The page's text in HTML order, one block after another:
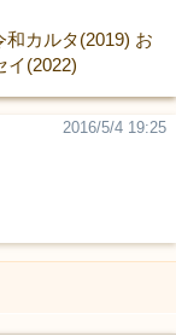
カルタ(2019) お
イ(2022)
2016/5/4 19:25